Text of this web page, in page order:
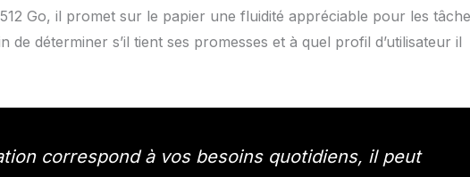
Go, il promet sur le papier une fluidité appréciable pour les
déterminer s’il tient ses promesses et à quel profil d’utilisateur il
correspond à vos besoins quotidiens, il peut